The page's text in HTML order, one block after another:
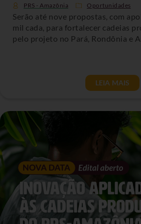
PRS - Amazônia Oportunidades
Serão até nove propostas, com
mil cada, para fortalecer cadeias
pelo projeto no Pará, Rondônia e
LEIA MAIS